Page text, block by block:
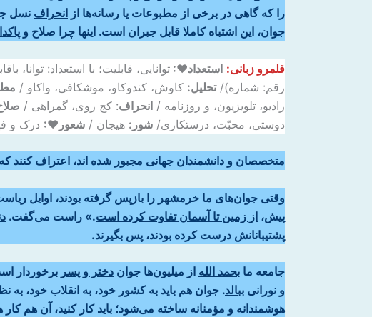
را که گاهی در برخی از مطبوعات یا رسانه‌ها از انحراف نسل
جوان، این اشتباه کاملا قابل جبران است. اینها چرا صلاح و
قلمرو زبانی: استعداد♥: توانایی، قابلیت؛ با استعداد: توانا،
رقم: شماره)/تحلیل: کاوش، کندوکاو، موشکافی، واکاو /
رادیو، تلویزیون، و روزنامه / انحراف: کج روی، گمراهی /
دوستی، محبّت، درستکاری/ شور: هیجان / شعور♥: درک و
متخصصان و دانشمندان جهانی مجبور شده اند، اعتراف کنند که
وقتی جوان‌های ما خرمشهر را بازپس گرفته بودند، اوایل
پیش، از زمین تا آسمان تفاوت کرده است.» راست ‌می‌گفت.
پشتیبانانش درست کرده بودند، پس بگیرند.
جامعه ما بحمد الله از میلیون‌ها جوان دختر و پسر برخوردار
و نورانی ببالد. جوان هم باید به کشور خود، به انقلاب خود، به
هوشمندانه و مؤمنانه ساخته ‌می‌شود؛ باید کار کنید، آن هم کار